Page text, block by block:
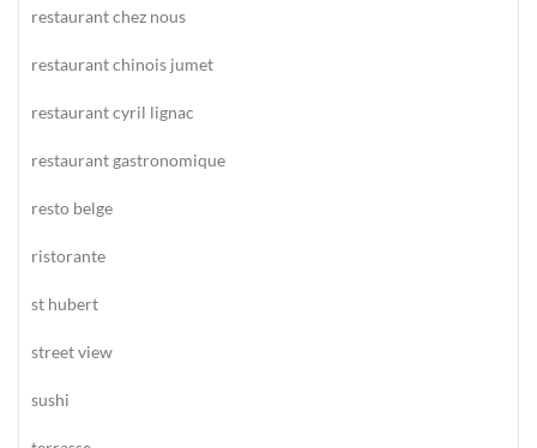
restaurant chez nous
restaurant chinois jumet
restaurant cyril lignac
restaurant gastronomique
resto belge
ristorante
st hubert
street view
sushi